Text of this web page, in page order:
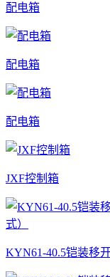
配电箱
配电箱
配电箱
JXF控制箱
KYN61-40.5铠装移